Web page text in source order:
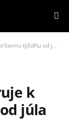
týždňu od júla
k
júla